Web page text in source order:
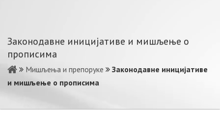
Законодавне иницијативе и мишљење о
прописима
Мишљења и препоруке
Законодавне иницијативе
и мишљење о прописима